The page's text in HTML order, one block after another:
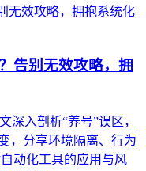
告别无效攻略，拥
深入剖析“养号”误区，
，分享环境隔离、行为
动化工具的应用与风